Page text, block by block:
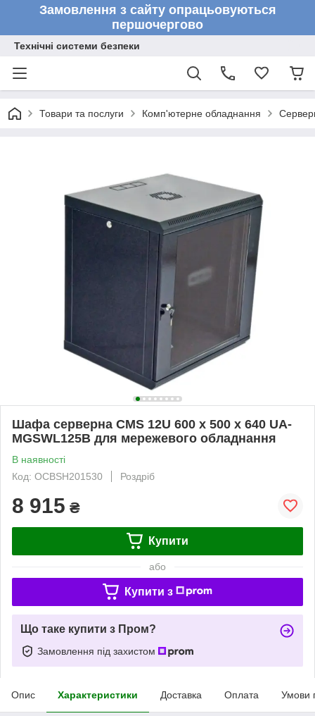
Замовлення з сайту опрацьовуються
першочергово
Технічні системи безпеки
Товари та послуги Комп'ютерне обладнання
Шафа серверна CMS 12U 600 x 500 x 640 UA-
MGSWL125B для мережевого обладнання
В наявності
Код: OCBSH201530
Роздріб
8 915 ₴
Купити
або
Купити з
Що таке купити з Пром?
Замовлення під захистом
Опис Характеристики Доставка Оплата Умови